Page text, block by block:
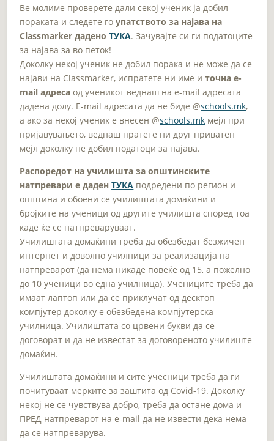
Ве молиме проверете дали секој ученик ја добил
пораката и следете гоупатството за најава на
Classmarker даденоТУКА. Зачувајте си ги податоците
за најава за во петок!
Доколку некој ученик не добил порака и не може да се
најави на Classmarker, испратете ни име иточна e-
mail адресаод ученикот веднаш на e-mail адресата
дадена долу. E-mail адресата да не биде @schools.mk,
a ако за некој ученик е внесен @schools.mk мејл при
пријавувањето, веднаш пратете ни друг приватен
мејл доколку не добил податоци за најава.
Распоредот на училишта за општинските
натпревари е даден ТУКА подредени по регион и
општина и обоени се училиштата домаќини и
бројките на ученици од другите училишта според тоа
каде ќе се натпреваруваат.
Училиштата домаќини треба да обезбедат безжичен
интернет и доволно училници за реализација на
натпреварот (да нема никаде повеќе од 15, а пожелно
до 10 ученици во една училница). Учениците треба да
имаат лаптоп или да се приклучат од десктоп
компјутер доколку е обезбедена компјутерска
училница. Училиштата со црвени букви да се
договорат и да не известат за договореното училиште
домаќин.
Училиштата домаќини и сите учесници треба да ги
почитуваат мерките за заштита од Covid-19. Доколку
некој не се чувствува добро, треба да остане дома и
ПРЕД натпреварот на e-mail да не извести дека нема
да се натпреварува.